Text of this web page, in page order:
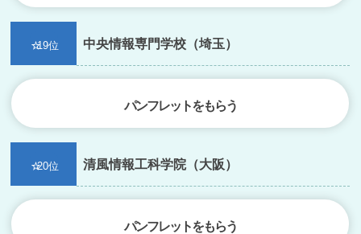
19位 中央情報専門学校（埼玉）
パンフレットをもらう
20位 清風情報工科学院（大阪）
パンフレットをもらう